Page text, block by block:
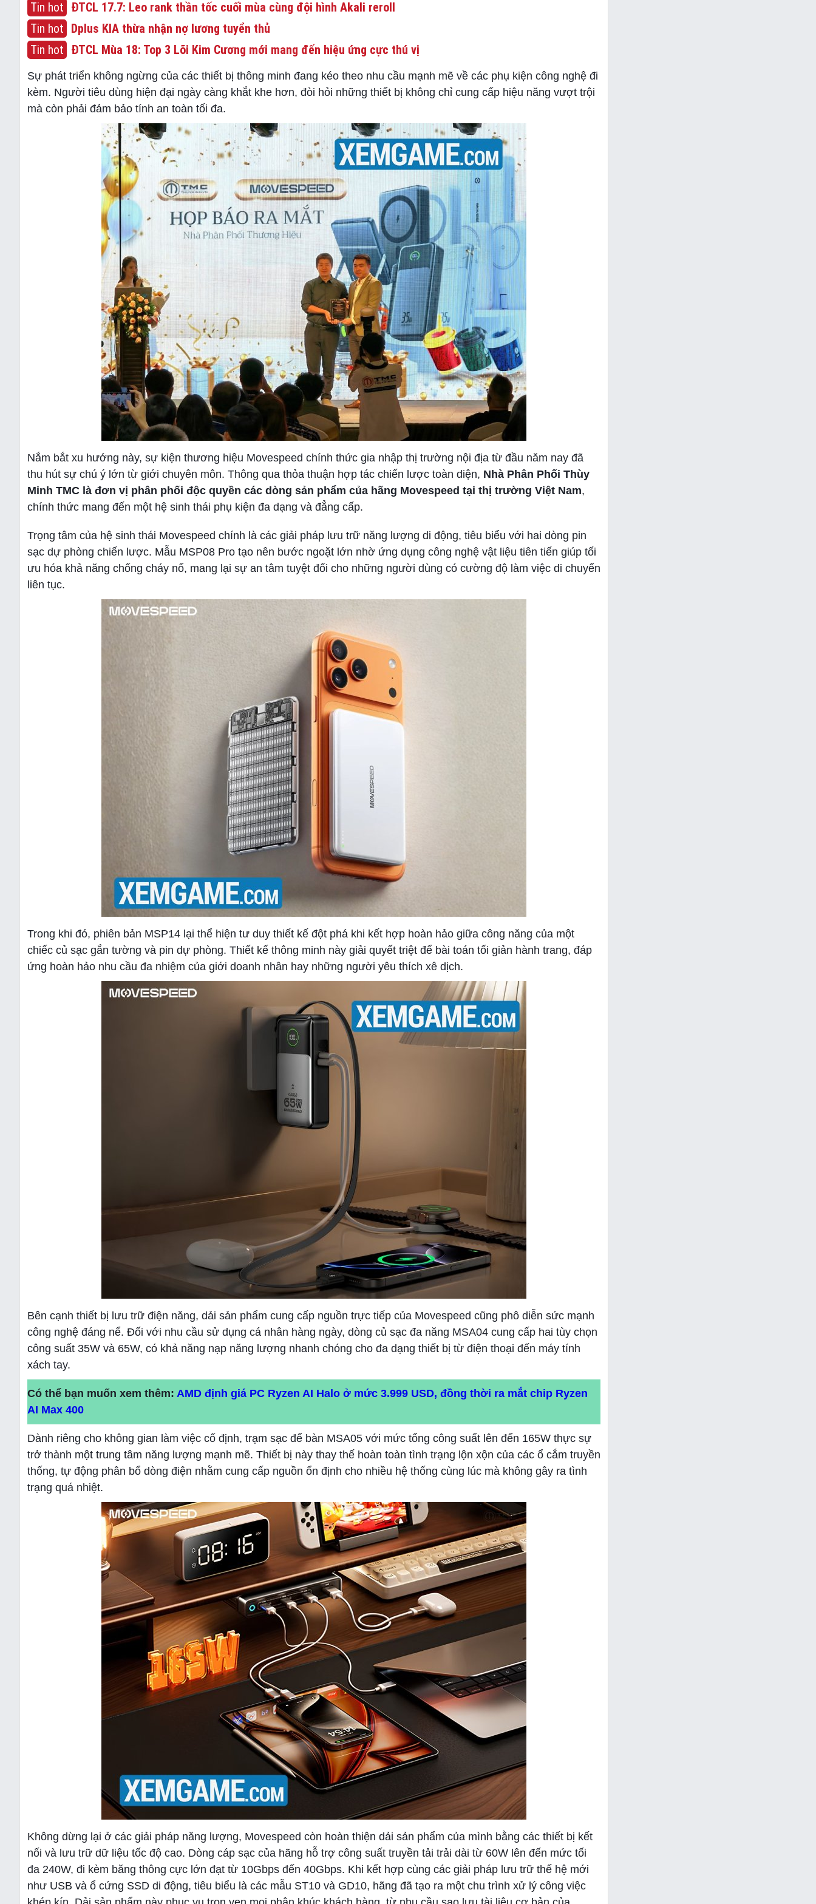
Tin hot ĐTCL 17.7: Leo rank thần tốc cuối mùa cùng đội hình Akali reroll
Tin hot Dplus KIA thừa nhận nợ lương tuyển thủ
Tin hot ĐTCL Mùa 18: Top 3 Lõi Kim Cương mới mang đến hiệu ứng cực thú vị
Sự phát triển không ngừng của các thiết bị thông minh đang kéo theo nhu cầu mạnh mẽ về các phụ kiện công nghệ đi
kèm. Người tiêu dùng hiện đại ngày càng khắt khe hơn, đòi hỏi những thiết bị không chỉ cung cấp hiệu năng vượt trội
mà còn phải đảm bảo tính an toàn tối đa.
Nắm bắt xu hướng này, sự kiện thương hiệu Movespeed chính thức gia nhập thị trường nội địa từ đầu năm nay đã
thu hút sự chú ý lớn từ giới chuyên môn. Thông qua thỏa thuận hợp tác chiến lược toàn diện, Nhà Phân Phối Thùy
Minh TMC là đơn vị phân phối độc quyền các dòng sản phẩm của hãng Movespeed tại thị trường Việt Nam,
chính thức mang đến một hệ sinh thái phụ kiện đa dạng và đẳng cấp.
Trọng tâm của hệ sinh thái Movespeed chính là các giải pháp lưu trữ năng lượng di động, tiêu biểu với hai dòng pin
sạc dự phòng chiến lược. Mẫu MSP08 Pro tạo nên bước ngoặt lớn nhờ ứng dụng công nghệ vật liệu tiên tiến giúp tối
ưu hóa khả năng chống cháy nổ, mang lại sự an tâm tuyệt đối cho những người dùng có cường độ làm việc di chuyển
liên tục.
Trong khi đó, phiên bản MSP14 lại thể hiện tư duy thiết kế đột phá khi kết hợp hoàn hảo giữa công năng của một
chiếc củ sạc gắn tường và pin dự phòng. Thiết kế thông minh này giải quyết triệt để bài toán tối giản hành trang, đáp
ứng hoàn hảo nhu cầu đa nhiệm của giới doanh nhân hay những người yêu thích xê dịch.
Bên cạnh thiết bị lưu trữ điện năng, dải sản phẩm cung cấp nguồn trực tiếp của Movespeed cũng phô diễn sức mạnh
công nghệ đáng nể. Đối với nhu cầu sử dụng cá nhân hàng ngày, dòng củ sạc đa năng MSA04 cung cấp hai tùy chọn
công suất 35W và 65W, có khả năng nạp năng lượng nhanh chóng cho đa dạng thiết bị từ điện thoại đến máy tính
xách tay.
Có thể bạn muốn xem thêm: AMD định giá PC Ryzen AI Halo ở mức 3.999 USD, đồng thời ra mắt chip Ryzen
AI Max 400
Dành riêng cho không gian làm việc cố định, trạm sạc để bàn MSA05 với mức tổng công suất lên đến 165W thực sự
trở thành một trung tâm năng lượng mạnh mẽ. Thiết bị này thay thế hoàn toàn tình trạng lộn xộn của các ổ cắm truyền
thống, tự động phân bổ dòng điện nhằm cung cấp nguồn ổn định cho nhiều hệ thống cùng lúc mà không gây ra tình
trạng quá nhiệt.
Không dừng lại ở các giải pháp năng lượng, Movespeed còn hoàn thiện dải sản phẩm của mình bằng các thiết bị kết
nối và lưu trữ dữ liệu tốc độ cao. Dòng cáp sạc của hãng hỗ trợ công suất truyền tải trải dài từ 60W lên đến mức tối
đa 240W, đi kèm băng thông cực lớn đạt từ 10Gbps đến 40Gbps. Khi kết hợp cùng các giải pháp lưu trữ thế hệ mới
như USB và ổ cứng SSD di động, tiêu biểu là các mẫu ST10 và GD10, hãng đã tạo ra một chu trình xử lý công việc